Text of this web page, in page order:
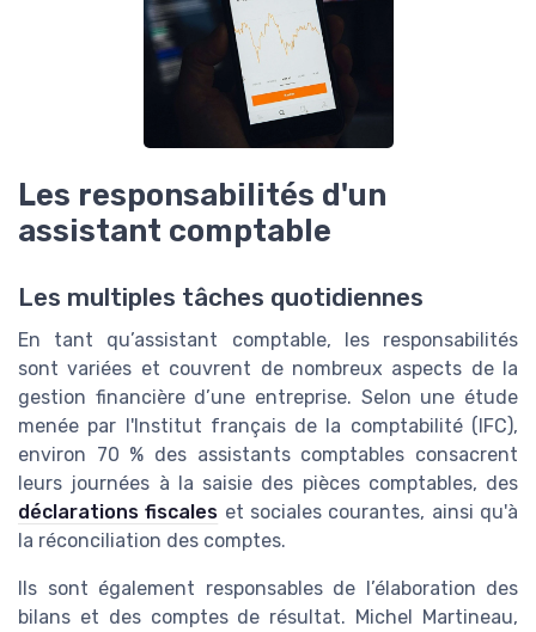
Les responsabilités d'un
assistant comptable
Les multiples tâches quotidiennes
En tant qu’assistant comptable, les responsabilités
sont variées et couvrent de nombreux aspects de la
gestion financière d’une entreprise. Selon une étude
menée par l'Institut français de la comptabilité (IFC),
environ 70 % des assistants comptables consacrent
leurs journées à la saisie des pièces comptables, des
déclarations fiscales et sociales courantes, ainsi qu'à
la réconciliation des comptes.
Ils sont également responsables de l’élaboration des
bilans et des comptes de résultat. Michel Martineau,